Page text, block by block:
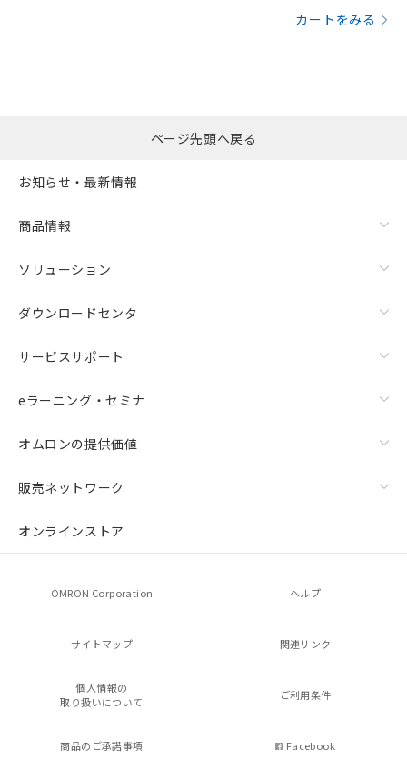
カートをみる
ページ先頭へ戻る
お知らせ・最新情報
商品情報
ソリューション
ダウンロードセンタ
サービスサポート
eラーニング・セミナ
オムロンの提供価値
販売ネットワーク
オンラインストア
OMRON Corporation ヘルプ
サイトマップ 関連リンク
個人情報の
取り扱いについて
ご利用条件
商品のご承諾事項 Facebook